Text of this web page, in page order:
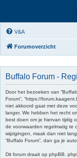
V&A
Forumoverzicht
Buffalo Forum -
Door het bezoeken van “Buffalo
Forum”, “https://
niet akkoord gaat met deze
langer. We hebben het recht
best doen om je hiervan tijdig
de voorwaarden regelmatig te
wijzigingen, maak dan niet
“Buffalo Forum”, dan ga je
Dit forum draait op phpBB.